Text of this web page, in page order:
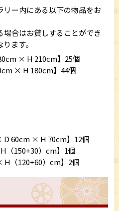
リー内にある以下の物品をお
合はお貸しすることができ
ます。
× H 210cm】25個
× H 180cm】44個
D 60cm × H 70cm】12個
（150+30）cm】1個
H（120+60）cm】2個